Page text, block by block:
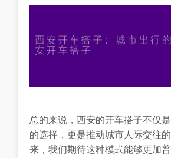
总的来说，西安的开车搭子不仅
的选择，更是推动城市人际交往
来，我们期待这种模式能够更加